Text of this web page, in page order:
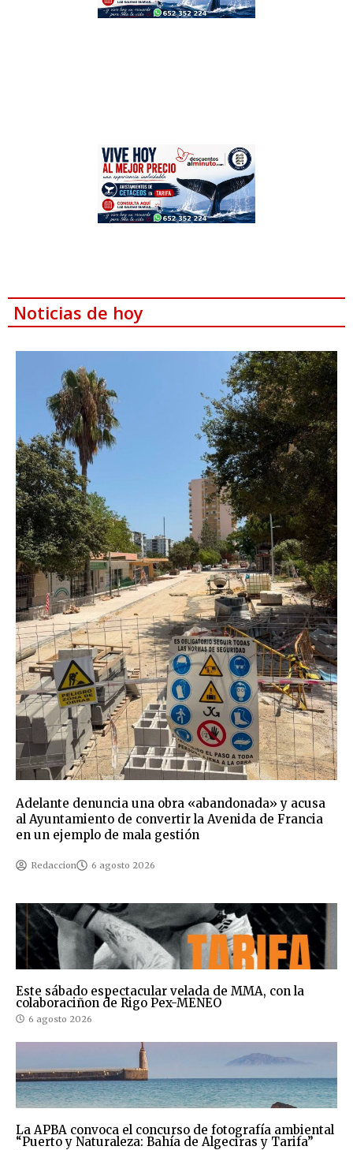
Noticias de hoy
Adelante denuncia una obra «abandonada» y acusa
al Ayuntamiento de convertir la Avenida de Francia
en un ejemplo de mala gestión
Redaccion 6 agosto 2026
Este sábado espectacular velada de MMA, con la
colaboraciñon de Rigo Pex-MENEO
6 agosto 2026
La APBA convoca el concurso de fotografía ambiental
“Puerto y Naturaleza: Bahía de Algeciras y Tarifa”